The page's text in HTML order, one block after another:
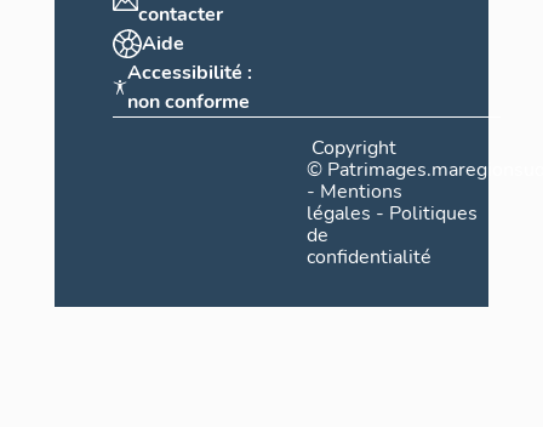
contacter
Aide
Accessibilité :
non conforme
Copyright
©
- Mentions
légales - Politiques
de
confidentialité